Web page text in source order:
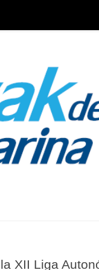
XII Liga